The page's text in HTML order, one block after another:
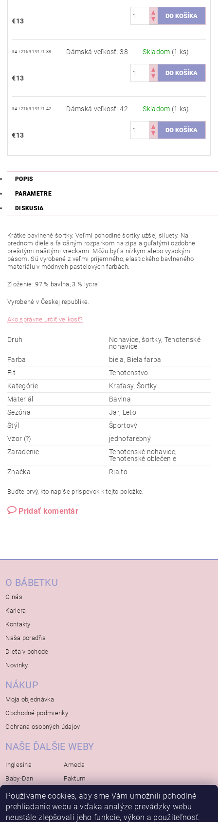
€13
34.72169.19171.38 Dámská veľkosť: 38 Skladom (1 ks)
€13
34.72169.19171.42 Dámská veľkosť: 42 Skladom (1 ks)
€13
POPIS
PARAMETRE
DISKUSIA
Krátke bavlnené šortky. Veľmi pohodlné šortky užšej siluety. Na
prednom diele s falošným rozparkom na zips a guľatými ozdobne
prešitými našitými vreckami. Môžu byť s nízkym alebo vysokým
pásom. Sú vyrobené z veľmi príjemného, elastického bavlneného
materiálu v módnych pastelových farbách.
Zloženie: 97 % bavlna, 3 % lycra
Vyrobené v Českej republike.
Ako správne určiť veľkosť?
Druh
Nohavice, šortky, Tehotenské
nohavice
Farba
biela, Biela farba
Fit
Tehotenstvo
Kategórie
Kraťasy, Šortky
Materiál
Bavlna
Sezóna
Jar, Leto
Štýl
Športový
Vzor (?)
jednofarebný
Zaradenie
Tehotenské nohavice,
Tehotenské oblečenie
Značka
Rialto
Buďte prvý, kto napíše príspevok k tejto položke.
Pridať komentár
O BÁBETKU
O nás
Kariera
Kontakty
Naša poradňa
Dieťa v pohode
Novinky
NÁKUP
Moja objednávka
Obchodné podmienky
Ochrana osobných údajov
NAŠE ĎALŠIE WEBY
Inglesina
Baby-Dan
Rialto
Bébé-Jou
Avova
Ameda
Faktum
Koelstra
Bambino-Mio
Používame cookies, aby sme Vám umožnili pohodlné
prehliadanie webu a vďaka analýze prevádzky webu
neustále zlepšovali jeho funkcie, výkon a použiteľnosť.